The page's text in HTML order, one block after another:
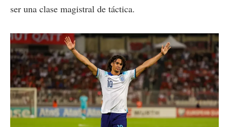
ser una clase magistral de táctica.